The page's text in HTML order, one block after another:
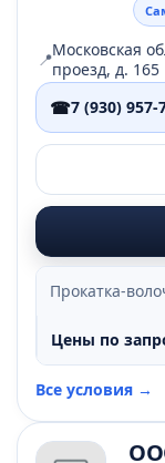
📍Московская
проезд, д. 165
☎7 (930) 957-
Прокатка-
Цены по
Все условия →